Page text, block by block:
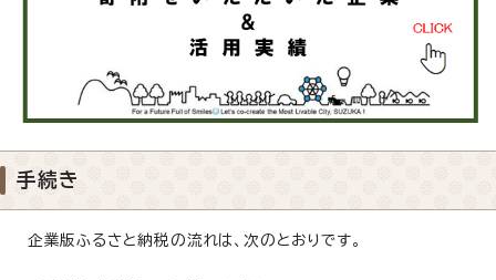
手続き
企業版ふるさと納税の流れは、次のとおりです。